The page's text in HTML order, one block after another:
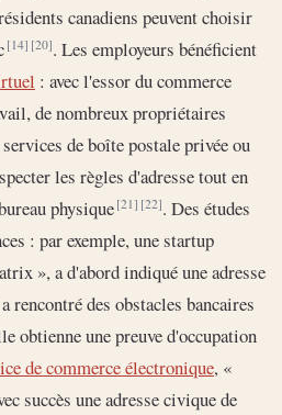
canadiens peuvent choisir
[14] [20]. Les employeurs bénéficient
: avec l'essor du commerce
de nombreux propriétaires
de boîte postale privée ou
les règles d'adresse tout en
physique[21] [22]. Des études
: par exemple, une startup
», a d'abord indiqué une adresse
rencontré des obstacles bancaires
obtienne une preuve d'occupation
de commerce électronique, «
succès une adresse civique de